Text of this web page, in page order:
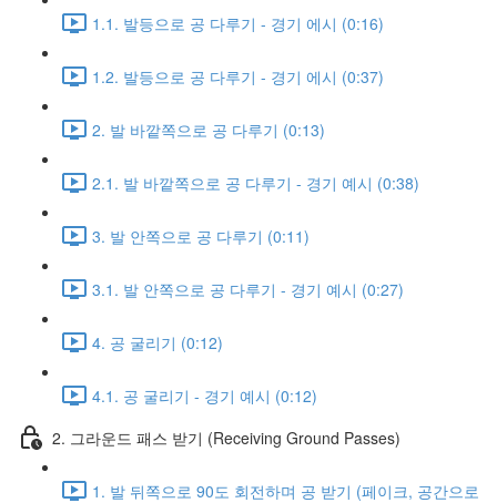
1.1. 발등으로 공 다루기 - 경기 에시 (0:16)
1.2. 발등으로 공 다루기 - 경기 에시 (0:37)
2. 발 바깥쪽으로 공 다루기 (0:13)
2.1. 발 바깥쪽으로 공 다루기 - 경기 예시 (0:38)
3. 발 안쪽으로 공 다루기 (0:11)
3.1. 발 안쪽으로 공 다루기 - 경기 예시 (0:27)
4. 공 굴리기 (0:12)
4.1. 공 굴리기 - 경기 예시 (0:12)
2. 그라운드 패스 받기 (Receiving Ground Passes)
1. 발 뒤쪽으로 90도 회전하며 공 받기 (페이크, 공간으로